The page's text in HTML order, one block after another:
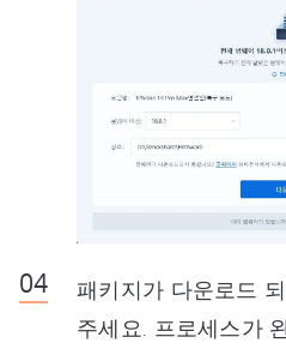
패키지가 다운로드
주세요. 프로세스가